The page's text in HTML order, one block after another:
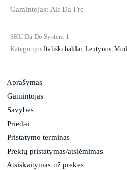
Gamintojas: Alf Da Fre
SKU Da-Do System-1
Kategorijos Itališki baldai Lentynos
Aprašymas
Gamintojas
Savybės
Priedai
Pristatymo terminas
Prekių pristatymas/atsiėmimas
Atsiskaitymas už prekes